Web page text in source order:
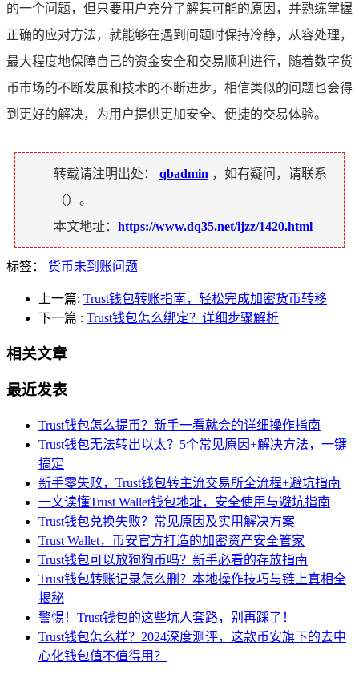
的一个问题，但只要用户充分了解其可能的原因，并熟练掌握
正确的应对方法，就能够在遇到问题时保持冷静，从容处理，
最大程度地保障自己的资金安全和交易顺利进行，随着数字货
币市场的不断发展和技术的不断进步，相信类似的问题也会得
到更好的解决，为用户提供更加安全、便捷的交易体验。
转载请注明出处： qbadmin ，如有疑问，请联系
（）。
本文地址： https://www.dq35.net/ijzz/1420.html
标签： 货币未到账问题
上一篇: Trust钱包转账指南，轻松完成加密货币转移
下一篇 : Trust钱包怎么绑定？详细步骤解析
相关文章
最近发表
Trust钱包怎么提币？新手一看就会的详细操作指南
Trust钱包无法转出以太？5个常见原因+解决方法，一键
搞定
新手零失败，Trust钱包转主流交易所全流程+避坑指南
一文读懂Trust Wallet钱包地址，安全使用与避坑指南
Trust钱包兑换失败？常见原因及实用解决方案
Trust Wallet，币安官方打造的加密资产安全管家
Trust钱包可以放狗狗币吗？新手必看的存放指南
Trust钱包转账记录怎么删？本地操作技巧与链上真相全
揭秘
警惕！Trust钱包的这些坑人套路，别再踩了！
Trust钱包怎么样？2024深度测评，这款币安旗下的去中
心化钱包值不值得用？